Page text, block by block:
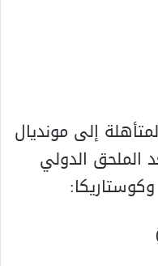
يلي المنتخبات الـ32 المتأهلة إلى مونديال
بعد الملحق الدولي
وكوستاريكا: